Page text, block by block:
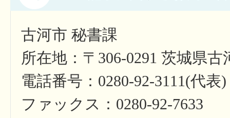
古河市 秘書課
所在地：〒306-0291 茨城県
電話番号：0280-92-3111(代表)
ファックス：0280-92-7633